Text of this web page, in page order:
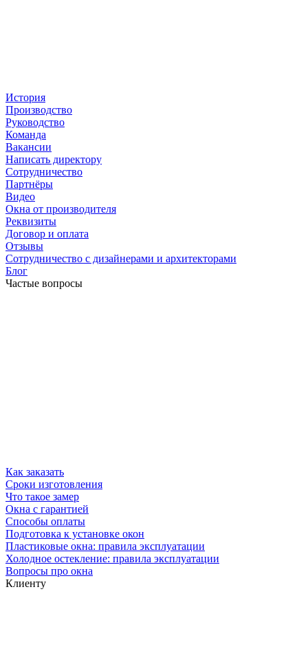
История
Производство
Руководство
Команда
Вакансии
Написать директору
Сотрудничество
Партнёры
Видео
Окна от производителя
Реквизиты
Договор и оплата
Отзывы
Сотрудничество с дизайнерами и архитекторами
Блог
Частые вопросы
Как заказать
Сроки изготовления
Что такое замер
Окна с гарантией
Способы оплаты
Подготовка к установке окон
Пластиковые окна: правила эксплуатации
Холодное остекление: правила эксплуатации
Вопросы про окна
Клиенту